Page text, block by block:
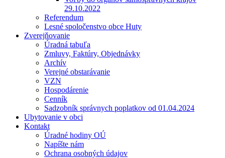
29.10.2022
Referendum
Lesné spoločenstvo obce Huty
Zverejňovanie
Úradná tabuľa
Zmluvy, Faktúry, Objednávky
Archív
Verejné obstarávanie
VZN
Hospodárenie
Cenník
Sadzobník správnych poplatkov od 01.04.2024
Ubytovanie v obci
Kontakt
Úradné hodiny OÚ
Napíšte nám
Ochrana osobných údajov